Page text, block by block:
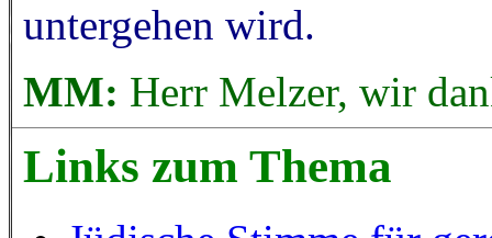
untergehen wird.
MM: Herr Melzer, wir
Links zum Thema